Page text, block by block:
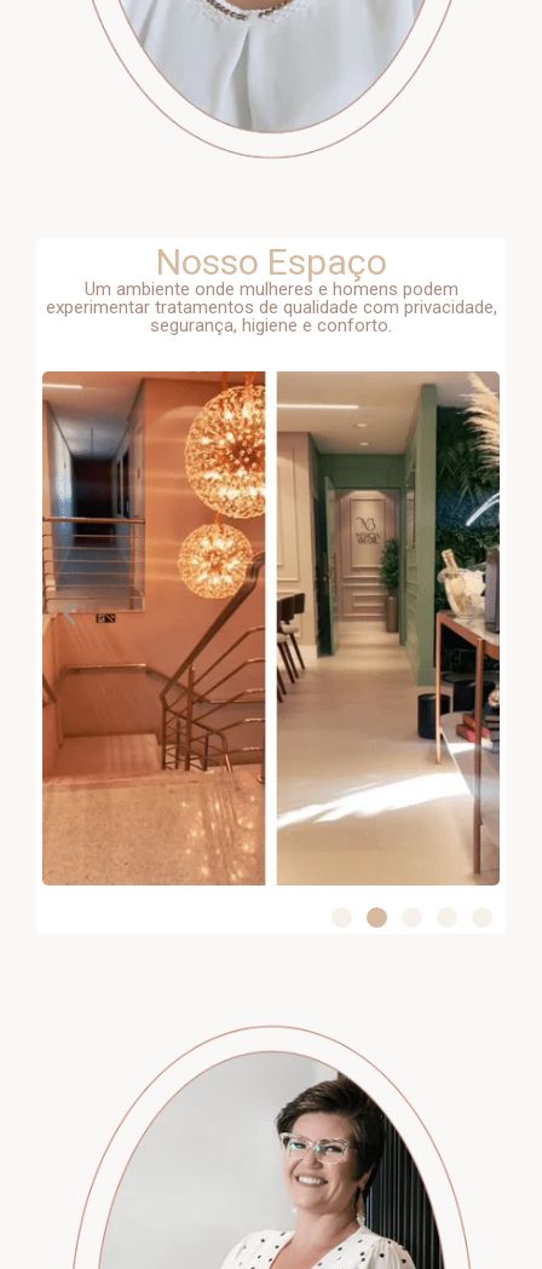
Nosso Espaço
Um ambiente onde mulheres e homens podem
experimentar tratamentos de qualidade com privacidade,
segurança, higiene e conforto.